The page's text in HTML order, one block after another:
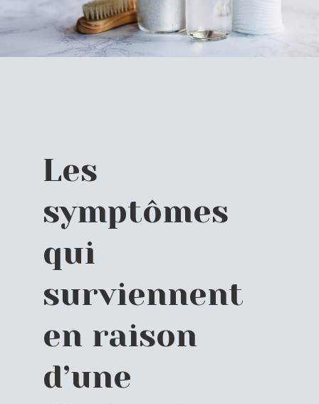
Les
symptômes
qui
surviennent
en raison
d’une